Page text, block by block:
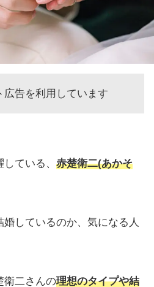
広告を利用しています
ている、 赤楚衛二(あかそ
しているのか、気になる人
衛二さんの理想のタイプや結